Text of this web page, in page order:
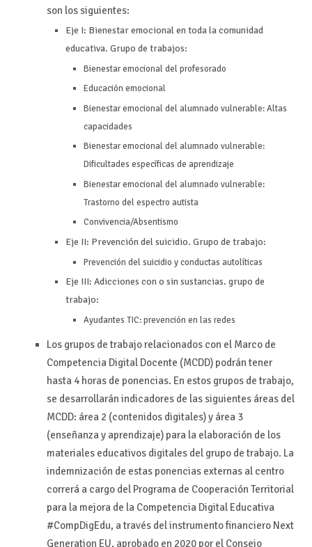
son los siguientes:
Eje I: Bienestar emocional en toda la comunidad
educativa. Grupo de trabajos:
Bienestar emocional del profesorado
Educación emocional
Bienestar emocional del alumnado vulnerable: Altas
capacidades
Bienestar emocional del alumnado vulnerable:
Dificultades específicas de aprendizaje
Bienestar emocional del alumnado vulnerable:
Trastorno del espectro autista
Convivencia/Absentismo
Eje II: Prevención del suicidio. Grupo de trabajo:
Prevención del suicidio y conductas autolíticas
Eje III: Adicciones con o sin sustancias. grupo de
trabajo:
Ayudantes TIC: prevención en las redes
Los grupos de trabajo relacionados con el Marco de
Competencia Digital Docente (MCDD) podrán tener
hasta 4 horas de ponencias. En estos grupos de trabajo,
se desarrollarán indicadores de las siguientes áreas del
MCDD: área 2 (contenidos digitales) y área 3
(enseñanza y aprendizaje) para la elaboración de los
materiales educativos digitales del grupo de trabajo. La
indemnización de estas ponencias externas al centro
correrá a cargo del Programa de Cooperación Territorial
para la mejora de la Competencia Digital Educativa
#CompDigEdu, a través del instrumento financiero Next
Generation EU, aprobado en 2020 por el Consejo